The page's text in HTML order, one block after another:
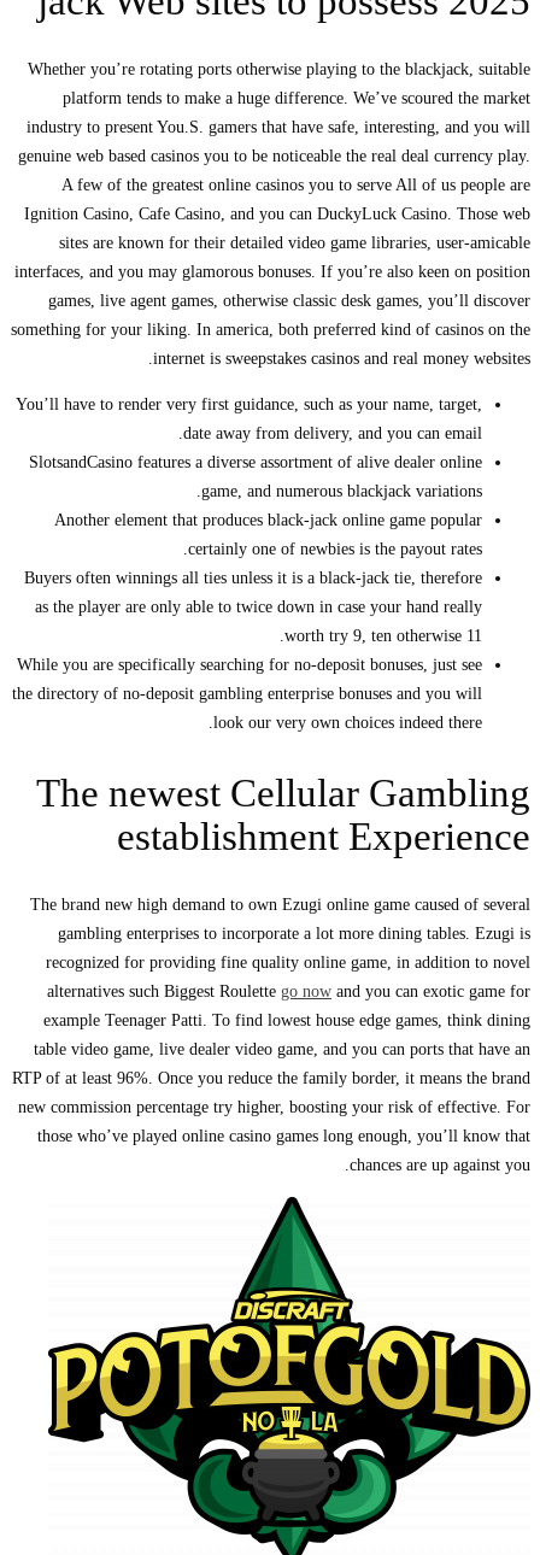
Whether you’re rotating ports otherwise playing to the blackjack, suitable
platform tends to make a huge difference. We’ve scoured the market
industry to present You.S. gamers that have safe, interesting, and you will
genuine web based casinos you to be noticeable the real deal currency play.
A few of the greatest online casinos you to serve All of us people are
Ignition Casino, Cafe Casino, and you can DuckyLuck Casino. Those web
sites are known for their detailed video game libraries, user-amicable
interfaces, and you may glamorous bonuses. If you’re also keen on position
games, live agent games, otherwise classic desk games, you’ll discover
something for your liking. In america, both preferred kind of casinos on the
internet is sweepstakes casinos and real money websites.
You’ll have to render very first guidance, such as your name, target,
date away from delivery, and you can email.
SlotsandCasino features a diverse assortment of alive dealer online
game, and numerous blackjack variations.
Another element that produces black-jack online game popular
certainly one of newbies is the payout rates.
Buyers often winnings all ties unless it is a black-jack tie, therefore
as the player are only able to twice down in case your hand really
worth try 9, ten otherwise 11.
While you are specifically searching for no-deposit bonuses, just see
the directory of no-deposit gambling enterprise bonuses and you will
look our very own choices indeed there.
The newest Cellular Gambling
establishment Experience
The brand new high demand to own Ezugi online game caused of several
gambling enterprises to incorporate a lot more dining tables. Ezugi is
recognized for providing fine quality online game, in addition to novel
alternatives such Biggest Roulette go now and you can exotic game for
example Teenager Patti. To find lowest house edge games, think dining
table video game, live dealer video game, and you can ports that have an
RTP of at least 96%. Once you reduce the family border, it means the brand
new commission percentage try higher, boosting your risk of effective. For
those who’ve played online casino games long enough, you’ll know that
chances are up against you.